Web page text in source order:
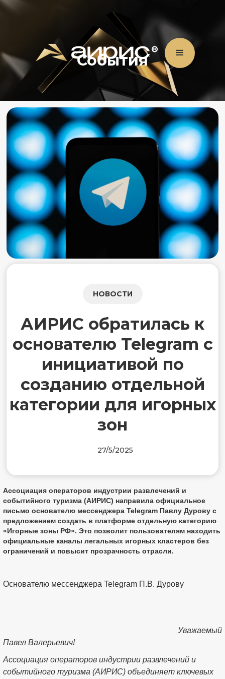
События
НОВОСТИ
АИРИС обратилась к
основателю Telegram с
инициативой по
созданию отдельной
категории для игорных
зон
27/5/2025
Ассоциация операторов индустрии развлечений и
событийного туризма (АИРИС) направила официальное
письмо основателю мессенджера Telegram Павлу Дурову с
предложением создать в платформе отдельную категорию
«Игорные зоны РФ». Это позволит пользователям находить
официальные каналы легальных игорных кластеров без
ограничений и повысит прозрачность отрасли.
Основателю мессенджера Telegram П.В. Дурову
Уважаемый
Павел Валерьевич!
Ассоциация операторов индустрии развлечений и
событийного туризма (АИРИС) объединяет ключевых